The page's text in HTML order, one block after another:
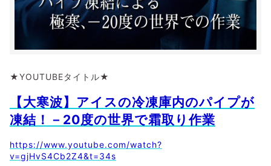
★YOUTUBEタイトル★
【大寒波】アイスの冷凍庫内のパイプが
凍結！－20度の世界で霜取り作業
https://www.youtube.com/watch?
v=gjHvS4Cb2Z4&t=34s